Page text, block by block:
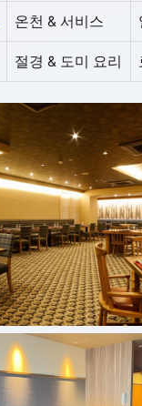
온천 & 서비스
절경 & 도미 요리